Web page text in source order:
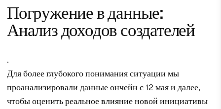
Погружение в данные:
Анализ доходов создателей
.
Для более глубокого понимания ситуации мы
проанализировали данные ончейн с 12 мая и далее,
чтобы оценить реальное влияние новой инициативы